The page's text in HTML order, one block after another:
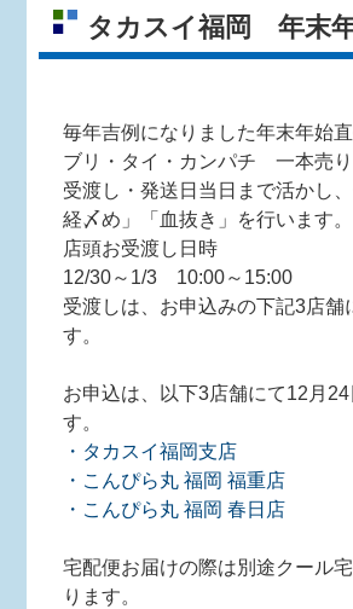
タカスイ福岡 年末年
毎年吉例になりました年末年始直
ブリ・タイ・カンパチ 一本売り
受渡し・発送日当日まで活かし
経〆め」「血抜き」を行います。
店頭お受渡し日時
12/30～1/3 10:00～15:00
受渡しは、お申込みの下記3店舗
す。
お申込は、以下3店舗にて12月24
す。
・タカスイ福岡支店
・こんぴら丸 福岡 福重店
・こんぴら丸 福岡 春日店
宅配便お届けの際は別途クール
ります。